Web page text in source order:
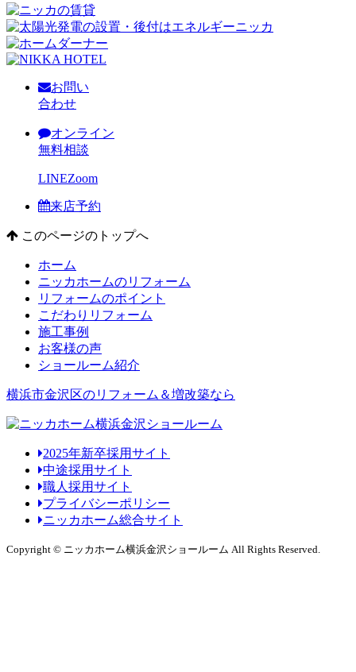
お問い
合わせ
オンライン
無料相談
LINEZoom
来店予約
このページのトップへ
ホーム
ニッカホームのリフォーム
リフォームのポイント
こだわりリフォーム
施工事例
お客様の声
ショールーム紹介
横浜市金沢区のリフォーム＆増改築なら
2025年新卒採用サイト
中途採用サイト
職人採用サイト
プライバシーポリシー
ニッカホーム総合サイト
Copyright © ニッカホーム横浜金沢ショールーム All Rights Reserved.